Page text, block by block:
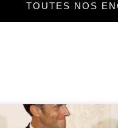
TOUTES NOS